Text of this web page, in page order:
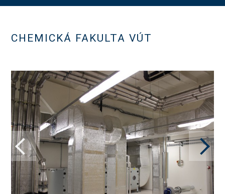
CHEMICKÁ FAKULTA VÚT